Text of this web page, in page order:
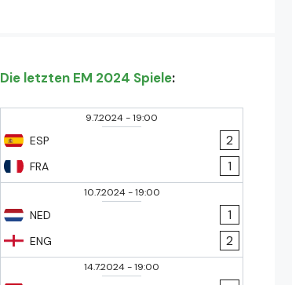
Die letzten EM 2024 Spiele:
9.7.2024-19:00
ESP
FRA
2
1
10.7.2024-19:00
NED
ENG
1
2
14.7.2024-19:00